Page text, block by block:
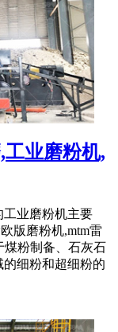
业磨粉机,
工业磨粉机主要
版磨粉机,mtm雷
煤粉制备、石灰石
细粉和超细粉的